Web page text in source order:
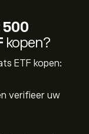
500
kopen?
ETF kopen:
verifieer uw